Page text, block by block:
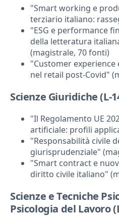
"Smart working e
terziario italiano:
"ESG e performance
della letteratura
(magistrale, 70 fonti)
"Customer
nel retail post-Covid"
Scienze Giuridiche (L-
"Il Regolamento UE
artificiale: profili
"Responsabilità civile
giurisprudenziale"
"Smart contract e
diritto civile italiano"
Scienze e Tecniche
Psicologia del Lavoro